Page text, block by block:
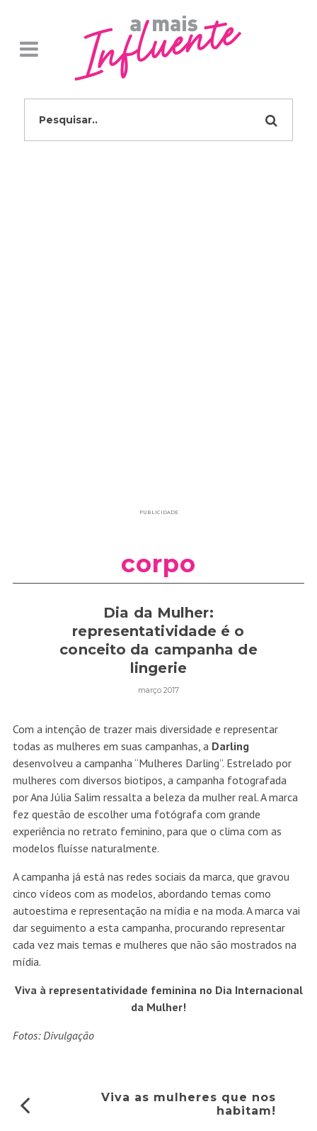
PUBLICIDADE
corpo
Dia da Mulher:
representatividade é o
conceito da campanha de
lingerie
março 2017
Com a intenção de trazer mais diversidade e representar
todas as mulheres em suas campanhas, a Darling
desenvolveu a campanha “Mulheres Darling”. Estrelado por
mulheres com diversos biotipos, a campanha fotografada
por Ana Júlia Salim ressalta a beleza da mulher real. A marca
fez questão de escolher uma fotógrafa com grande
experiência no retrato feminino, para que o clima com as
modelos fluísse naturalmente.
A campanha já está nas redes sociais da marca, que gravou
cinco vídeos com as modelos, abordando temas como
autoestima e representação na mídia e na moda. A marca vai
dar seguimento a esta campanha, procurando representar
cada vez mais temas e mulheres que não são mostrados na
mídia.
Viva à representatividade feminina no Dia Internacional
da Mulher!
Fotos: Divulgação
Viva as mulheres que nos
habitam!